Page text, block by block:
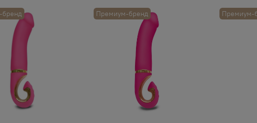
Премиум-бренд Премиум-